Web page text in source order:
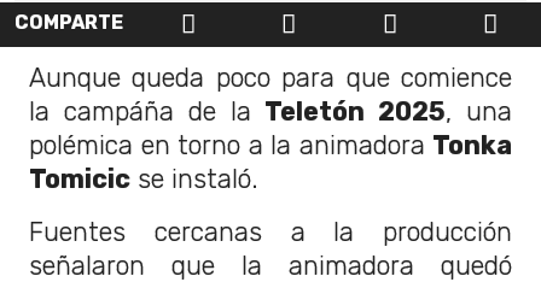
COMPARTE
Aunque queda poco para que comience
la campáña de la Teletón 2025, una
polémica en torno a la animadora Tonka
Tomicic se instaló.
Fuentes cercanas a la producción
señalaron que la animadora quedó